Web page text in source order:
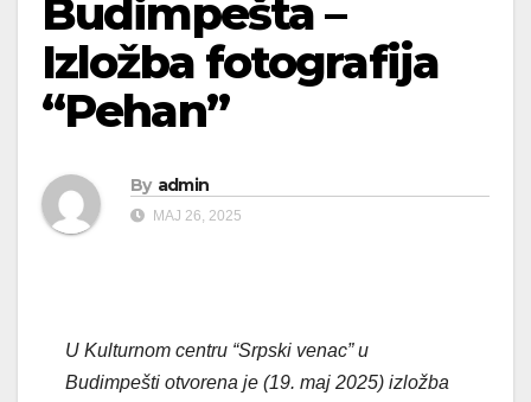
Budimpešta –
Izložba fotografija
“Pehan”
By admin
МАЈ 26, 2025
U Kulturnom centru “Srpski venac” u
Budimpešti otvorena je (19. maj 2025) izložba